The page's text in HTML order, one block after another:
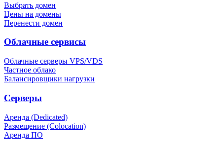
Выбрать домен
Цены на домены
Перенести домен
Облачные сервисы
Облачные серверы VPS/VDS
Частное облако
Балансировщики нагрузки
Серверы
Аренда (Dedicated)
Размещение (Colocation)
Аренда ПО